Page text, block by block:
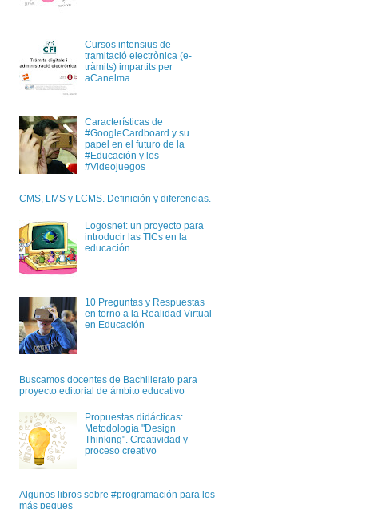
Cursos intensius de
tramitació electrònica (e-
tràmits) impartits per
aCanelma
Características de
#GoogleCardboard y su
papel en el futuro de la
#Educación y los
#Videojuegos
CMS, LMS y LCMS. Definición y diferencias.
Logosnet: un proyecto para
introducir las TICs en la
educación
10 Preguntas y Respuestas
en torno a la Realidad Virtual
en Educación
Buscamos docentes de Bachillerato para
proyecto editorial de ámbito educativo
Propuestas didácticas:
Metodología "Design
Thinking". Creatividad y
proceso creativo
Algunos libros sobre #programación para los
más peques